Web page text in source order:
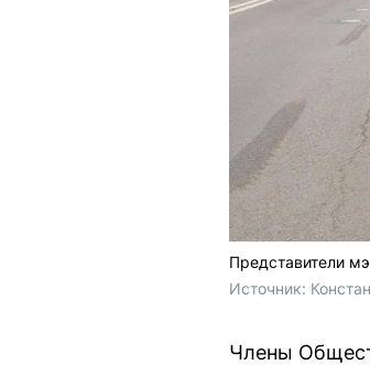
Представители
Источник:
Члены